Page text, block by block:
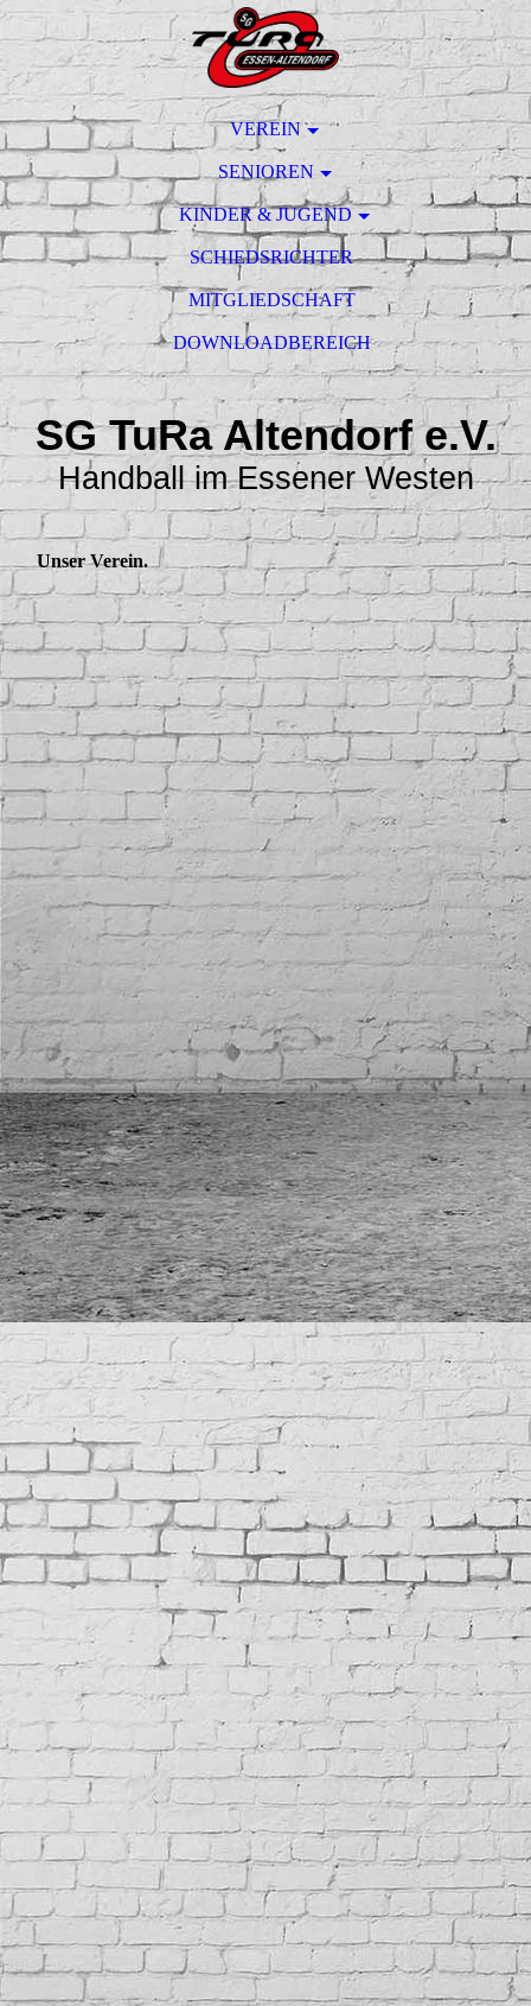
VEREIN
SENIOREN
KINDER & JUGEND
SCHIEDSRICHTER
MITGLIEDSCHAFT
DOWNLOADBEREICH
SG TuRa Altendorf e.V.
Handball im Essener Westen
Unser Verein.